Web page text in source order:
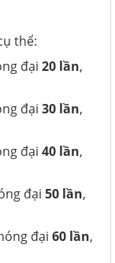
thể:
đại 20 lần,
đại 30 lần,
đại 40 lần,
đại 50 lần,
đại 60 lần,